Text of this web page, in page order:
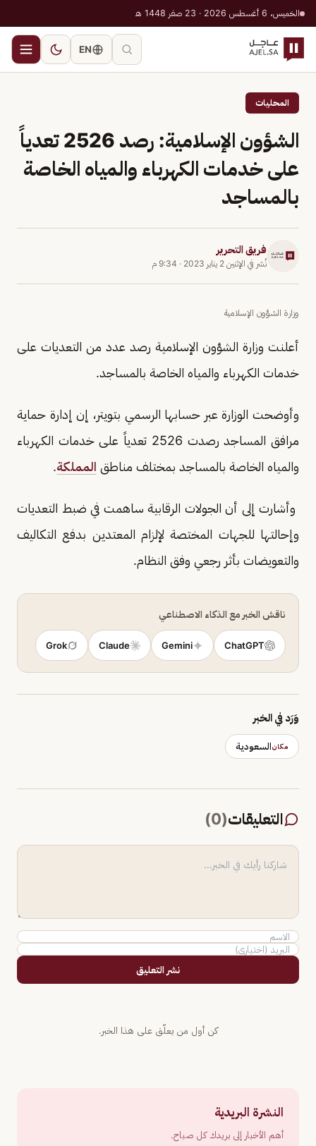
الخميس، 6 أغسطس 2026 · 23 صفر 1448 هـ
EN
المحليات
الشؤون الإسلامية: رصد 2526 تعدياً
على خدمات الكهرباء والمياه الخاصة
بالمساجد
فريق التحرير
نُشر في الإثنين 2 يناير 2023 · 9:34 م
وزارة الشؤون الإسلامية
أعلنت وزارة الشؤون الإسلامية رصد عدد من التعديات على
خدمات الكهرباء والمياه الخاصة بالمساجد.
وأوضحت الوزارة عبر حسابها الرسمي بتويتر، إن إدارة حماية
مرافق المساجد رصدت 2526 تعدياً على خدمات الكهرباء
والمياه الخاصة بالمساجد بمختلف مناطق المملكة.
وأشارت إلى أن الجولات الرقابية ساهمت في ضبط التعديات
وإحالتها للجهات المختصة لإلزام المعتدين بدفع التكاليف
والتعويضات بأثر رجعي وفق النظام.
ناقش الخبر مع الذكاء الاصطناعي
ChatGPT
Gemini
Claude
Grok
وَرَد في الخبر
مكانالسعودية
التعليقات(
0
)
نشر التعليق
كن أول من يعلّق على هذا الخبر.
النشرة البريدية
أهم الأخبار إلى بريدك كل صباح.